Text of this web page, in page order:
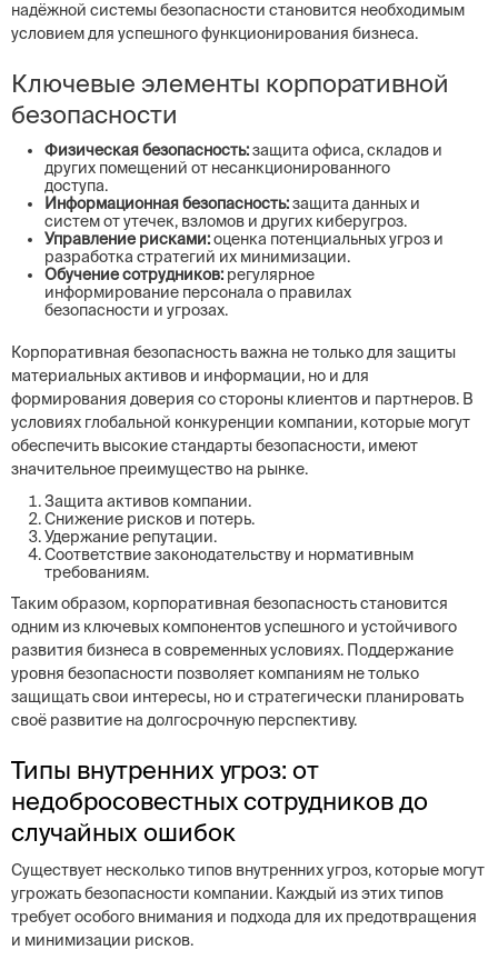
надёжной системы безопасности становится необходимым
условием для успешного функционирования бизнеса.
Ключевые элементы корпоративной
безопасности
Физическая безопасность:защита офиса, складов и
других помещений от несанкционированного
доступа.
Информационная безопасность:защита данных и
систем от утечек, взломов и других киберугроз.
Управление рисками:оценка потенциальных угроз и
разработка стратегий их минимизации.
Обучение сотрудников: регулярное
информирование персонала о правилах
безопасности и угрозах.
Корпоративная безопасность важна не только для защиты
материальных активов и информации, но и для
формирования доверия со стороны клиентов и партнеров. В
условиях глобальной конкуренции компании, которые могут
обеспечить высокие стандарты безопасности, имеют
значительное преимущество на рынке.
Защита активов компании.
Снижение рисков и потерь.
Удержание репутации.
Соответствие законодательству и нормативным
требованиям.
Таким образом, корпоративная безопасность становится
одним из ключевых компонентов успешного и устойчивого
развития бизнеса в современных условиях. Поддержание
уровня безопасности позволяет компаниям не только
защищать свои интересы, но и стратегически планировать
своё развитие на долгосрочную перспективу.
Типы внутренних угроз: от
недобросовестных сотрудников до
случайных ошибок
Существует несколько типов внутренних угроз, которые могут
угрожать безопасности компании. Каждый из этих типов
требует особого внимания и подхода для их предотвращения
и минимизации рисков.